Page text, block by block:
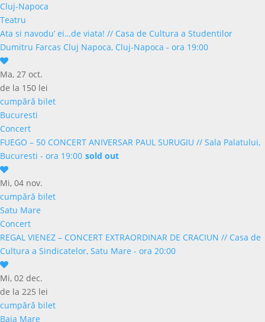
Cluj-Napoca
Teatru
Ata si navodu’ ei…de viata! // Casa de Cultura a Studentilor
Dumitru Farcas Cluj Napoca, Cluj-Napoca - ora 19:00
Ma, 27 oct.
de la 150 lei
cumpără bilet
Bucuresti
Concert
FUEGO – 50 CONCERT ANIVERSAR PAUL SURUGIU // Sala Palatului,
Bucuresti - ora 19:00 sold out
Mi, 04 nov.
cumpără bilet
Satu Mare
Concert
REGAL VIENEZ – CONCERT EXTRAORDINAR DE CRACIUN // Casa de
Cultura a Sindicatelor, Satu Mare - ora 20:00
Mi, 02 dec.
de la 225 lei
cumpără bilet
Baia Mare